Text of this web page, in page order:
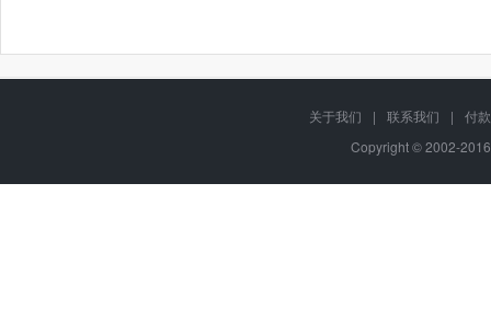
关于我们 | 联系我们 |
付
Copyright © 2002-